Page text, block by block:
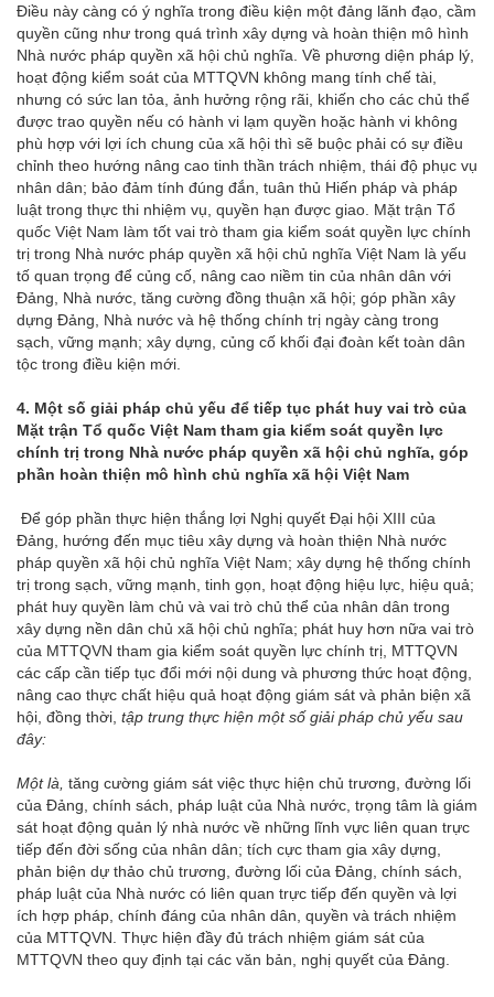
Điều này càng có ý nghĩa trong điều kiện một đảng lãnh đạo, cầm
quyền cũng như trong quá trình xây dựng và hoàn thiện mô hình
Nhà nước pháp quyền xã hội chủ nghĩa. Về phương diện pháp lý,
hoạt động kiểm soát của MTTQVN không mang tính chế tài,
nhưng có sức lan tỏa, ảnh hưởng rộng rãi, khiến cho các chủ thể
được trao quyền nếu có hành vi lạm quyền hoặc hành vi không
phù hợp với lợi ích chung của xã hội thì sẽ buộc phải có sự điều
chỉnh theo hướng nâng cao tinh thần trách nhiệm, thái độ phục vụ
nhân dân; bảo đảm tính đúng đắn, tuân thủ Hiến pháp và pháp
luật trong thực thi nhiệm vụ, quyền hạn được giao. Mặt trận Tổ
quốc Việt Nam làm tốt vai trò tham gia kiểm soát quyền lực chính
trị trong Nhà nước pháp quyền xã hội chủ nghĩa Việt Nam là yếu
tố quan trọng để củng cố, nâng cao niềm tin của nhân dân với
Đảng, Nhà nước, tăng cường đồng thuận xã hội; góp phần xây
dựng Đảng, Nhà nước và hệ thống chính trị ngày càng trong
sạch, vững mạnh; xây dựng, củng cố khối đại đoàn kết toàn dân
tộc trong điều kiện mới.
4. Một số giải pháp chủ yếu để tiếp tục phát huy vai trò của
Mặt trận Tổ quốc Việt Nam tham gia kiểm soát quyền lực
chính trị trong Nhà nước pháp quyền xã hội chủ nghĩa, góp
phần hoàn thiện mô hình chủ nghĩa xã hội Việt Nam
Để góp phần thực hiện thắng lợi Nghị quyết Đại hội XIII của
Đảng, hướng đến mục tiêu xây dựng và hoàn thiện Nhà nước
pháp quyền xã hội chủ nghĩa Việt Nam; xây dựng hệ thống chính
trị trong sạch, vững mạnh, tinh gọn, hoạt động hiệu lực, hiệu quả;
phát huy quyền làm chủ và vai trò chủ thể của nhân dân trong
xây dựng nền dân chủ xã hội chủ nghĩa; phát huy hơn nữa vai trò
của MTTQVN tham gia kiểm soát quyền lực chính trị, MTTQVN
các cấp cần tiếp tục đổi mới nội dung và phương thức hoạt động,
nâng cao thực chất hiệu quả hoạt động giám sát và phản biện xã
hội, đồng thời, tập trung thực hiện một số giải pháp chủ yếu sau
đây:
Một là, tăng cường giám sát việc thực hiện chủ trương, đường lối
của Đảng, chính sách, pháp luật của Nhà nước, trọng tâm là giám
sát hoạt động quản lý nhà nước về những lĩnh vực liên quan trực
tiếp đến đời sống của nhân dân; tích cực tham gia xây dựng,
phản biện dự thảo chủ trương, đường lối của Đảng, chính sách,
pháp luật của Nhà nước có liên quan trực tiếp đến quyền và lợi
ích hợp pháp, chính đáng của nhân dân, quyền và trách nhiệm
của MTTQVN. Thực hiện đầy đủ trách nhiệm giám sát của
MTTQVN theo quy định tại các văn bản, nghị quyết của Đảng.